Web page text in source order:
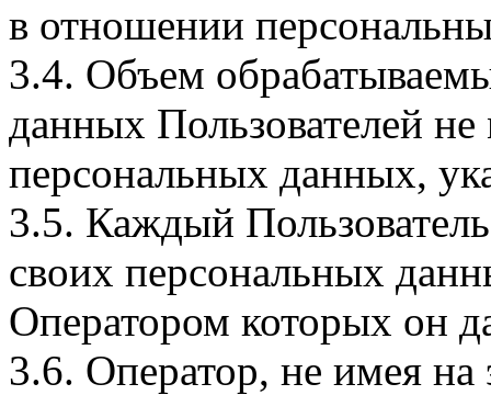
в отношении
3.4. Объем
данных Пользователей
персональных данных,
3.5. Каждый
своих персональных
Оператором которых он
3.6. Оператор, не имея